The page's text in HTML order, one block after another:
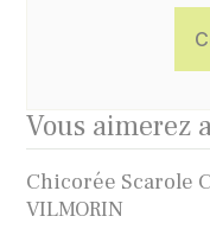
Vous aimerez
Chicorée Scarole
VILMORIN